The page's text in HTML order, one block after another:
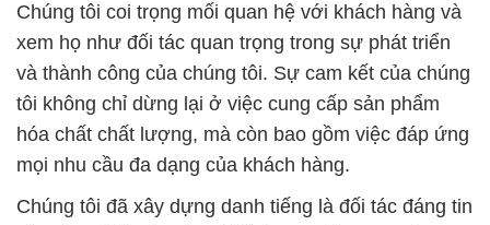
Chúng tôi coi trọng mối quan hệ với khách hàng và
xem họ như đối tác quan trọng trong sự phát triển
và thành công của chúng tôi. Sự cam kết của chúng
tôi không chỉ dừng lại ở việc cung cấp sản phẩm
hóa chất chất lượng, mà còn bao gồm việc đáp ứng
mọi nhu cầu đa dạng của khách hàng.
Chúng tôi đã xây dựng danh tiếng là đối tác đáng tin